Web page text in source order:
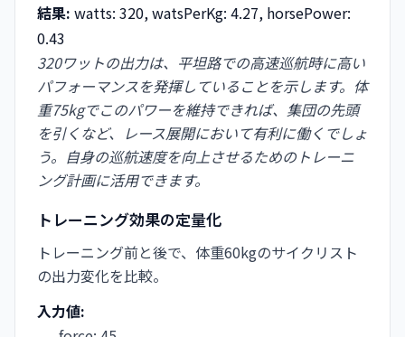
結果: watts: 320, watsPerKg: 4.27, horsePower:
0.43
320ワットの出力は、平坦路での高速巡航時に高い
パフォーマンスを発揮していることを示します。体
重75kgでこのパワーを維持できれば、集団の先頭
を引くなど、レース展開において有利に働くでしょ
う。自身の巡航速度を向上させるためのトレーニ
ング計画に活用できます。
トレーニング効果の定量化
トレーニング前と後で、体重60kgのサイクリスト
の出力変化を比較。
入力値: